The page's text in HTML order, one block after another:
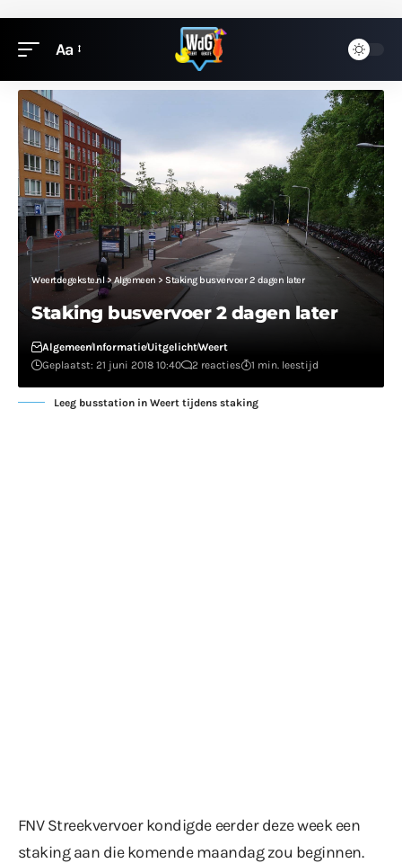
Aa
Weertdegekste.nl> Algemeen > Staking busvervoer 2 dagen later
Staking busvervoer 2 dagen later
AlgemeenInformatieUitgelichtWeert
Geplaatst: 21 juni 2018 10:40
2 reacties 1 min. leestijd
Leeg busstation in Weert tijdens staking
FNV Streekvervoer kondigde eerder deze weekeen
staking aan die komende maandag zou beginnen.